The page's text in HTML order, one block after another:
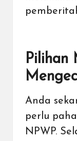
Pilihan
Anda
perlu
NPWP.